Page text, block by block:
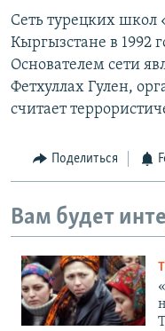
Сеть турецких школ
Кыргызстане в 1992
Основателем сети
Фетхуллах Гулен,
считает
Поделиться
Вам будет